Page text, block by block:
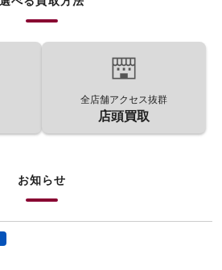
全店舗アクセス抜群
店頭買取
お知らせ